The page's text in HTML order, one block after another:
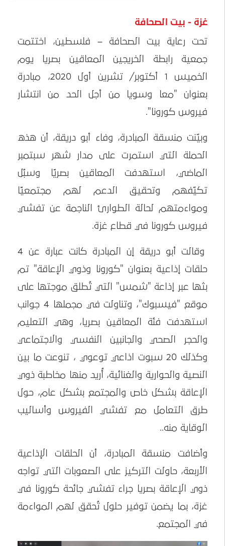
غزة - بيت الصحافة
تحت رعاية بيت الصحافة – فلسطين، اختتمت
جمعية رابطة الخريجين المعاقين بصريا يوم
الخميس 1 أكتوبر/ تشرين أول 2020، مبادرة
بعنوان "معا وسويا من أجل الحد من انتشار
فيروس كورونا".
وبيّنت منسقة المبادرة، وفاء أبو دريقة، أن هذه
الحملة التي استمرت على مدار شهر سبتمبر
الماضي، استهدفت المعاقين بصريًا وسبُل
تكيّفهم وتحقيق الدعم لهم مجتمعيًا
ومواءمتهم لحالة الطوارئ الناجمة عن تفشي
فيروس كورونا في قطاع غزة.
وقالت أبو دريقة إن المبادرة كانت عبارة عن 4
حلقات إذاعية بعنوان "كورونا وذوي الإعاقة" تم
بثها عبر إذاعة "شمس" التي تُطلق موجتها على
موقع "فيسبوك"، وتناولت في مجملها 4 جوانب
استهدفت فئة المعاقين بصريا، وهي التعليم
والحجر الصحي والجانبين النفسي والاجتماعي
وكذلك 20 سبوت اذاعي توعوي ، تنوعت ما بين
النصية والحوارية والغنائية، أُريد منها مخاطبة ذوي
الإعاقة بشكل خاص والمجتمع بشكل عام، حول
طرق التعامل مع تفشي الفيروس وأساليب
الوقاية منه..
وأضافت منسقة المبادرة، أن الحلقات الإذاعية
الأربعة، حاولت التركيز على الصعوبات التي تواجه
ذوي الإعاقة بصريا جراء تفشي جائحة كورونا في
غزة، بما يضمن توفير حلول تُحقق لهم المواءمة
في المجتمع.